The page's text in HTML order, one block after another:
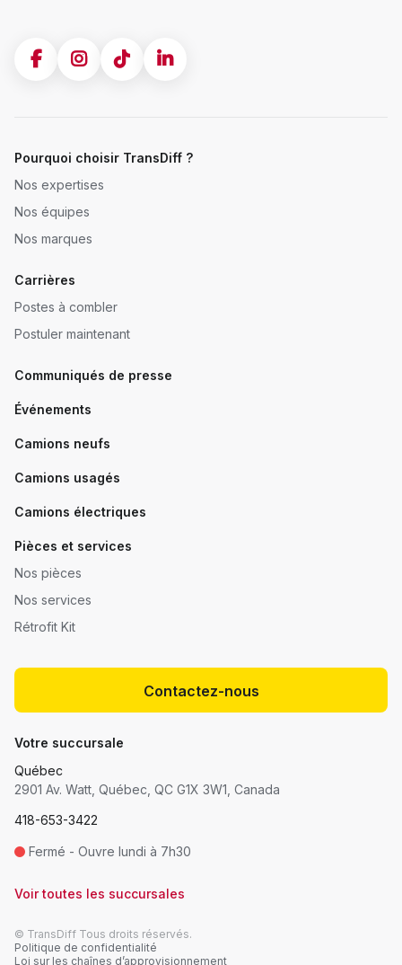
Pourquoi choisir TransDiff ?
Nos expertises
Nos équipes
Nos marques
Carrières
Postes à combler
Postuler maintenant
Communiqués de presse
Événements
Camions neufs
Camions usagés
Camions électriques
Pièces et services
Nos pièces
Nos services
Rétrofit Kit
Contactez-nous
Votre succursale
Québec
2901 Av. Watt, Québec, QC G1X 3W1, Canada
418-653-3422
Fermé - Ouvre lundi à 7h30
Voir toutes les succursales
© TransDiff Tous droits réservés.
Politique de confidentialité
Loi sur les chaînes d’approvisionnement